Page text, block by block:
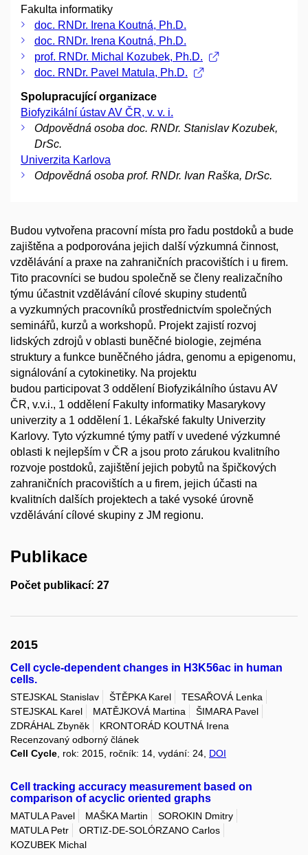
Fakulta informatiky
doc. RNDr. Irena Koutná, Ph.D.
doc. RNDr. Irena Koutná, Ph.D.
prof. RNDr. Michal Kozubek, Ph.D.
doc. RNDr. Pavel Matula, Ph.D.
Spolupracující organizace
Biofyzikální ústav AV ČR, v. v. i.
Odpovědná osoba doc. RNDr. Stanislav Kozubek,
DrSc.
Univerzita Karlova
Odpovědná osoba prof. RNDr. Ivan Raška, DrSc.
Budou vytvořena pracovní místa pro řadu postdoků a bude
zajištěna a podporována jejich další výzkumná činnost,
vzdělávání a praxe na zahraničních pracovištích i u firem.
Tito pracovníci se budou společně se členy realizačního
týmu účastnit vzdělávání cílové skupiny studentů
a vyzkumných pracovníků prostřednictvím společných
seminářů, kurzů a workshopů. Projekt zajistí rozvoj
lidských zdrojů v oblasti buněčné biologie, zejména
struktury a funkce buněčného jádra, genomu a epigenomu,
signálování a cytokinetiky. Na projektu
budou participovat 3 oddělení Biofyzikálního ústavu AV
ČR, v.v.i., 1 oddělení Fakulty informatiky Masarykovy
univerzity a 1 oddělení 1. Lékařské fakulty Univerzity
Karlovy. Tyto výzkumné týmy patří v uvedené výzkumné
oblasti k nejlepším v ČR a jsou proto zárukou kvalitního
rozvoje postdoků, zajištění jejich pobytů na špičkových
zahraničních pracovištích a u firem, jejich účasti na
kvalitních dalších projektech a také vysoké úrovně
vzdělávání cílové skupiny z JM regionu.
Publikace
Počet publikací: 27
2015
Cell cycle-dependent changes in H3K56ac in human
cells.
STEJSKAL Stanislav ŠTĚPKA Karel
TESAŘOVÁ Lenka
STEJSKAL Karel
MATĚJKOVÁ Martina
ŠIMARA Pavel
ZDRÁHAL Zbyněk
KRONTORÁD KOUTNÁ Irena
Recenzovaný odborný článek
Cell Cycle, rok: 2015, ročník: 14, vydání: 24, DOI
Cell tracking accuracy measurement based on
comparison of acyclic oriented graphs
MATULA Pavel MAŠKA Martin
SOROKIN Dmitry
MATULA Petr
ORTIZ-DE-SOLÓRZANO Carlos
KOZUBEK Michal